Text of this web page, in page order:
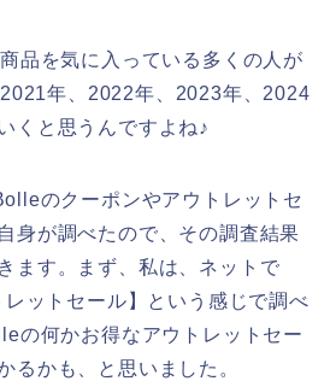
品を気に入っている多くの人が
年、2022年、2023年、2024
くと思うんですよね♪
のクーポンやアウトレットセ
身が調べたので、その調査結果
ます。まず、私は、ネットで
ットセール】という感じで調べ
の何かお得なアウトレットセー
るかも、と思いました。